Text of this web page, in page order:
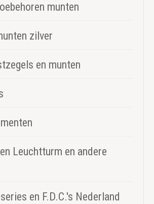
munten
zilver
en munten
Leuchtturm en andere
en F.D.C.'s Nederland